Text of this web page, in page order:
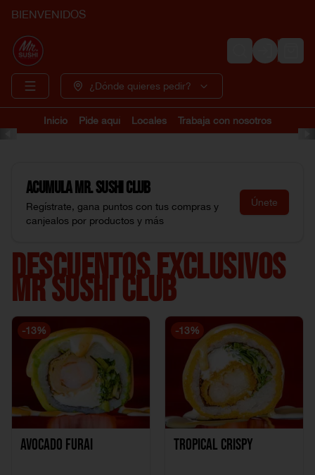
BIENVENIDOS
Login
¿Dónde quieres pedir?
Inicio Pide aquí Locales Trabaja con nosotros
AcumulaMr. Sushi Club
Regístrate, gana puntos con tus compras y
canjealos por productos y más
Únete
DESCUENTOS EXCLUSIVOS
MR SUSHI CLUB
-13%
Avocado Furai
-13%
Tropical crispy